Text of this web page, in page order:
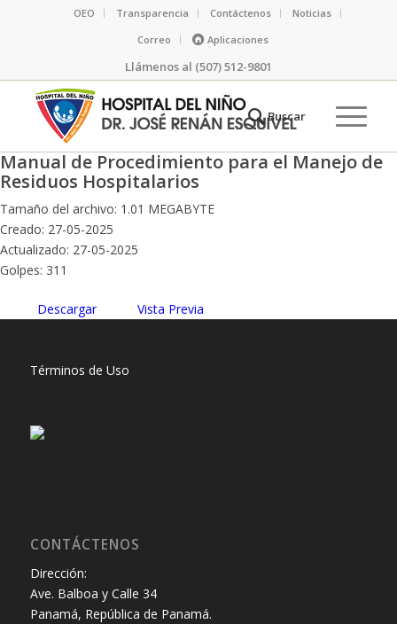
OEO Transparencia Contáctenos
Noticias
Correo
Aplicaciones
Llámenos al (507) 512-9801
Manual de Procedimiento para el Manejo de
Residuos Hospitalarios
Tamaño del archivo: 1.01 MEGABYTE
Creado: 27-05-2025
Actualizado: 27-05-2025
Golpes: 311
Descargar Vista Previa
Términos de Uso
CONTÁCTENOS
Dirección:
Ave. Balboa y Calle 34
Panamá, República de Panamá.